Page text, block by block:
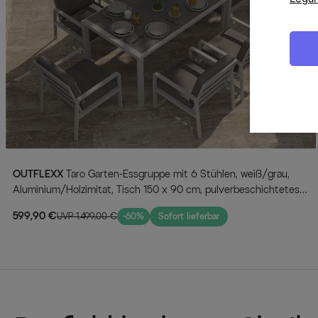
OUTFLEXX
Aluminium/Holzimitat, Tisch 150 x 90 cm, pulverbeschichtetes
599,90 €UVP 1.499,00 € -60% Sofort lieferbar